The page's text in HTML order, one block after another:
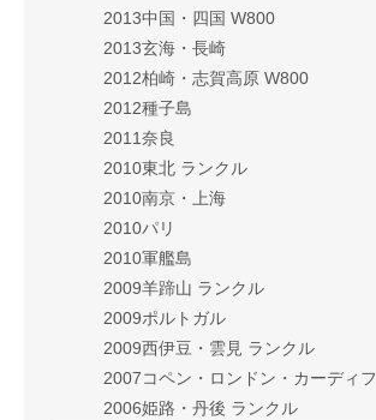
2013中国・四国 W800
2013玄海・長崎
2012柏崎・志賀高原 W800
2012種子島
2011奈良
2010東北 ランクル
2010南京・上海
2010パリ
2010軍艦島
2009羊蹄山 ランクル
2009ポルトガル
2009西伊豆・雲見 ランクル
2007コペン・ロンドン・カーディフ
2006姫路・丹後 ランクル